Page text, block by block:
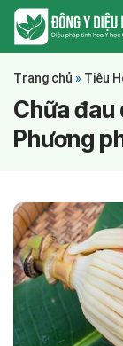
Trang chủ » Tiêu
Chữa đau
Phương